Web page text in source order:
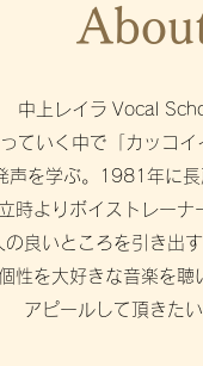
中上レイラ Vocal
ていく中で「カッコ
声を学ぶ。1981年に
時よりボイストレー
良いところを引き出
性を大好きな音楽を
アピールして頂きた